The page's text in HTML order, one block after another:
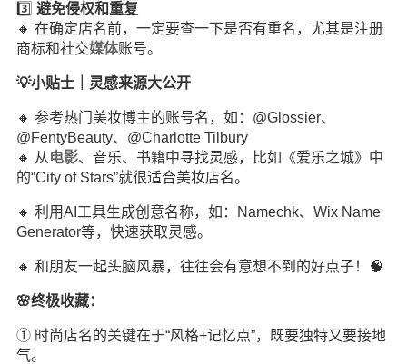
3️⃣ 避免侵权和重复
🔸 在确定店名前，一定要查一下是否有重名，尤其是注册
商标和社交媒体账号。
💡小贴士｜灵感来源大公开
🔸 参考热门美妆博主的账号名，如：@Glossier、
@FentyBeauty、@Charlotte Tilbury
🔸 从 电影、音乐、书籍中寻找灵感，比如《爱乐之城》中
的“City of Stars”就很适合美妆店名。
🔸 利用AI工具生成创意名称，如：Namechk、Wix Name
Generator等，快速获取灵感。
🔸 和朋友一起头脑风暴，往往会有意想不到的好点子！🧠
🌸终极收藏：
① 时尚店名的关键在于“风格+记忆点”，既要独特又要接地
气。